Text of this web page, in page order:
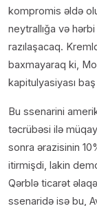
kompromis əldə
neytrallığa və hərbi
razılaşacaq.
baxmayaraq ki,
kapitulyasiyası
Bu ssenarini
təcrübəsi ilə
sonra ərazisinin
itirmişdi, lakin
Qərblə ticarət
ssenaridə isə bu,